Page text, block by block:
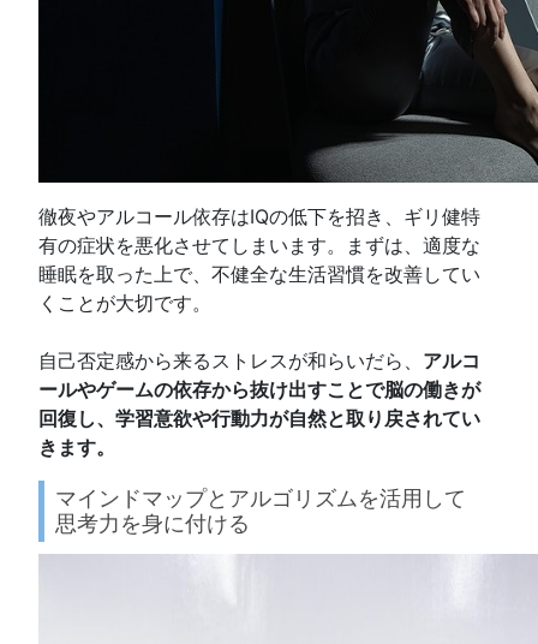
徹夜やアルコール依存はIQの低下を招き、ギリ健特
有の症状を悪化させてしまいます。まずは、適度な
睡眠を取った上で、不健全な生活習慣を改善してい
くことが大切です。
自己否定感から来るストレスが和らいだら、 アルコ
ールやゲームの依存から抜け出すことで脳の働きが
回復し、学習意欲や行動力が自然と取り戻されてい
きます。
マインドマップとアルゴリズムを活用して
思考力を身に付ける